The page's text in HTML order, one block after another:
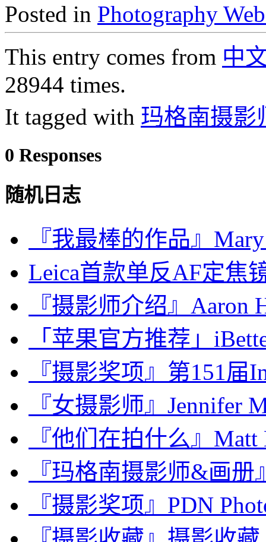
Posted in Photography
This entry comes from 中
28944 times.
It tagged with 玛格南摄影
0 Responses
随机日志
『我最棒的作品』
Leica首款单反AF定焦
『摄影师介绍』Aaron
「苹果官方推荐」
『摄影奖项』第151届
『女摄影师』Jennifer
『他们在拍什么』
『玛格南摄影师&画册
『摄影奖项』PDN